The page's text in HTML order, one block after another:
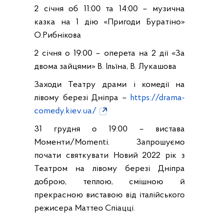
2 січня об 11:00 та 14:00 – музична
казка на 1 дію «Пригоди Буратіно»
О.Рибнікова
2 січня о 19:00 – оперета на 2 дії «За
двома зайцями» В. Ільїна, В. Лукашова
Заходи Театру драми і комедії на
лівому березі Дніпра – https://drama-
comedy.kiev.ua/
31 грудня о 19:00 – вистава
Моменти/Momenti. Запрошуємо
почати святкувати Новий 2022 рік з
Театром на лівому березі Дніпра
доброю, теплою, смішною й
прекрасною виставою від італійського
режисера Маттео Спіацці.